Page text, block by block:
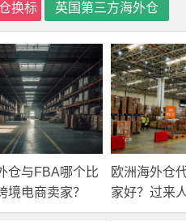
换标 英国第三方海外仓
仓与FBA哪个比
境电商卖家？
欧洲海外仓
家好？过来